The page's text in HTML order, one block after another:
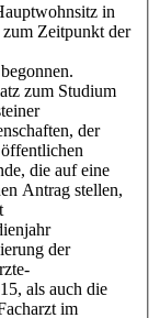
in
zum Zeitpunkt der
zum Studium
der
die auf eine
Antrag stellen,
der
als auch die
im